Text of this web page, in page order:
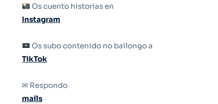
Os cuento historias en
Instagram
Os subo contenido no bailongo a
TikTok
✉ Respondo
mails